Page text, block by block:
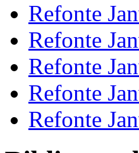
Refonte
Refonte
Refonte
Refonte
Refonte